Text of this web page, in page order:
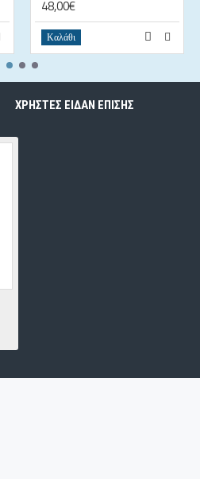
48,00€
Καλάθι
ΧΡΗΣΤΕΣ ΕΙΔΑΝ ΕΠΙΣΗΣ